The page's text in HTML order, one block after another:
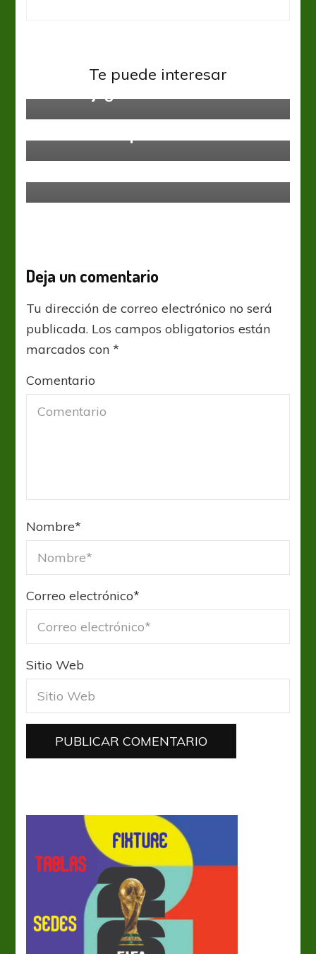
Te puede interesar
Sin categoría
Deja un comentario
Tu dirección de correo electrónico no será
publicada. Los campos obligatorios están
marcados con*
Comentario
Nombre*
Correo electrónico*
Sitio Web